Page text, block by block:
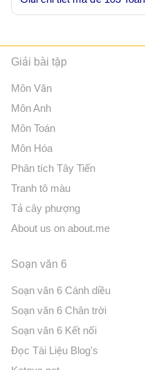
Giải bài tập
Môn Văn
Môn Anh
Môn Toán
Môn Hóa
Phân tích Tây Tiến
Tranh tô màu
Tả cây phượng
About us on about.me
Soạn văn 6
Soạn văn 6 Cánh diều
Soạn văn 6 Chân trời
Soạn văn 6 Kết nối
Đọc Tài Liệu Blog's